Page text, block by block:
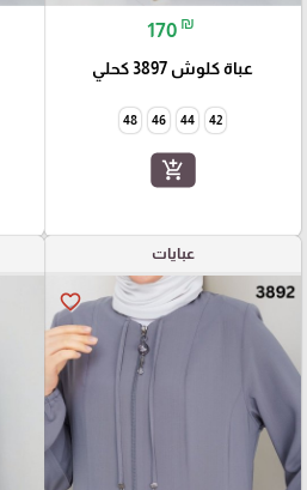
170 ₪
عباة كلوش 3897 كحلي
42
44
46
48
add_shopping_cart
عبايات
favorite_border